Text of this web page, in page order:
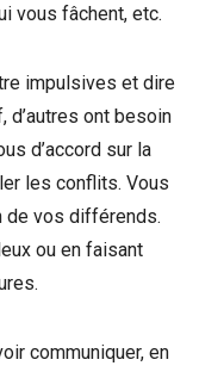
vous fâchent, etc.
impulsives et dire
d’autres ont besoin
d’accord sur la
les conflits. Vous
de vos différends.
ou en faisant
communiquer, en